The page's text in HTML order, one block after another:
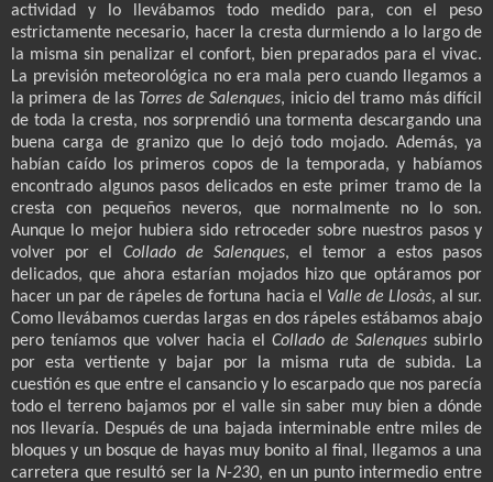
actividad y lo llevábamos todo medido para, con el peso
estrictamente necesario, hacer la cresta durmiendo a lo largo de
la misma sin penalizar el confort, bien preparados para el vivac.
La previsión meteorológica no era mala pero cuando llegamos a
la primera de las Torres de Salenques, inicio del tramo más difícil
de toda la cresta, nos sorprendió una tormenta descargando una
buena carga de granizo que lo dejó todo mojado. Además, ya
habían caído los primeros copos de la temporada, y habíamos
encontrado algunos pasos delicados en este primer tramo de la
cresta con pequeños neveros, que normalmente no lo son.
Aunque lo mejor hubiera sido retroceder sobre nuestros pasos y
volver por el Collado de Salenques, el temor a estos pasos
delicados, que ahora estarían mojados hizo que optáramos por
hacer un par de rápeles de fortuna hacia el Valle de Llosàs, al sur.
Como llevábamos cuerdas largas en dos rápeles estábamos abajo
pero teníamos que volver hacia el Collado de Salenques subirlo
por esta vertiente y bajar por la misma ruta de subida. La
cuestión es que entre el cansancio y lo escarpado que nos parecía
todo el terreno bajamos por el valle sin saber muy bien a dónde
nos llevaría. Después de una bajada interminable entre miles de
bloques y un bosque de hayas muy bonito al final, llegamos a una
carretera que resultó ser la N-230, en un punto intermedio entre